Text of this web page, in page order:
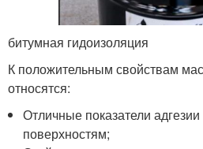
битумная гидоизоляция
К положительным свойствам
относятся:
Отличные показатели
поверхностям;